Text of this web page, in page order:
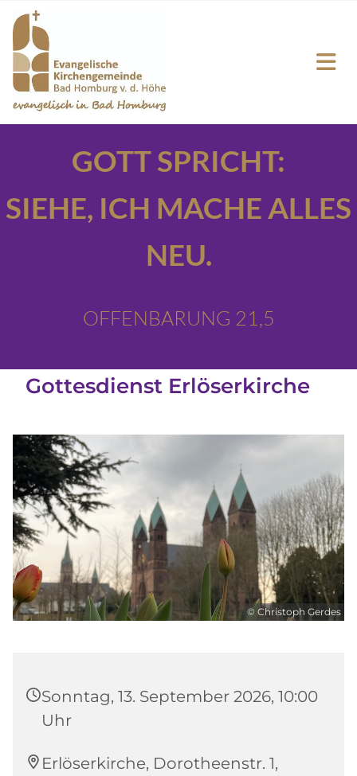
GOTT SPRICHT:
SIEHE, ICH MACHE ALLES
NEU.
OFFENBARUNG 21,5
Gottesdienst Erlöserkirche
© Christoph Gerdes
Sonntag, 13. September 2026, 10:00
Uhr
Erlöserkirche, Dorotheenstr. 1,